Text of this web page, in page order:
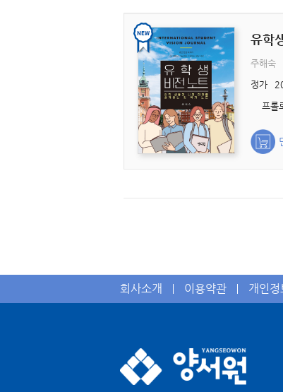
유학
주해숙
정가
회사소개 이용약관 개인정